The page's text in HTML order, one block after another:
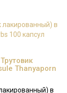
Thanyaporn
в